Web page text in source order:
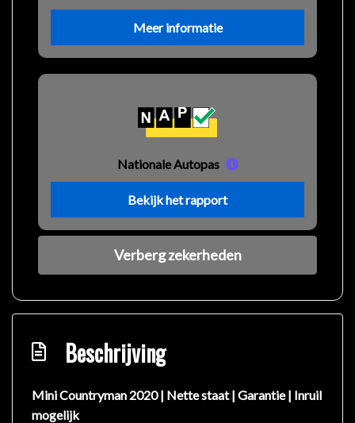
Meer informatie
Nationale Autopas
Bekijk het rapport
Verberg zekerheden
Beschrijving
Mini Countryman 2020 | Nette staat | Garantie | Inruil
mogelijk